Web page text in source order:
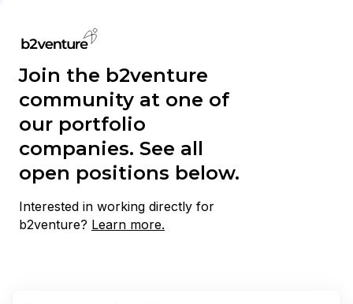
Join the b2venture
community at one of
our portfolio
companies. See all
open positions below.
Interested in working directly for
b2venture? Learn more.